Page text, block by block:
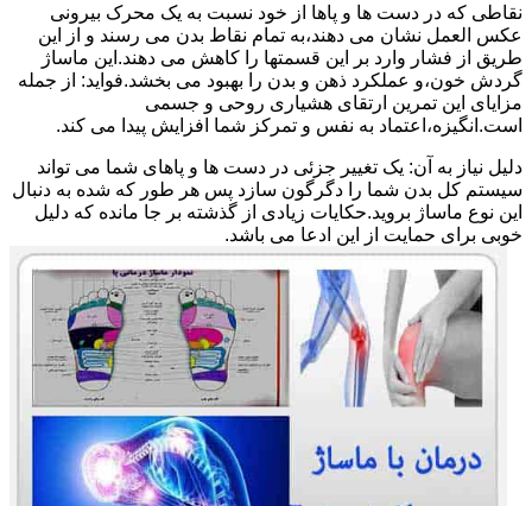
نقاطی که در دست ها و پاها از خود نسبت به یک محرک بیرونی
عکس العمل نشان می دهند،به تمام نقاط بدن می رسند و از این
طریق از فشار وارد بر این قسمتها را کاهش می دهند.این ماساژ
گردش خون،و عملکرد ذهن و بدن را بهبود می بخشد.فواید: از جمله
مزایای این تمرین ارتقای هشیاری روحی و جسمی
است.انگیزه،اعتماد به نفس و تمرکز شما افزایش پیدا می کند.
دلیل نیاز به آن: یک تغییر جزئی در دست ها و پاهای شما می تواند
سیستم کل بدن شما را دگرگون سازد پس هر طور که شده به دنبال
این نوع ماساژ بروید.حکایات زیادی از گذشته بر جا مانده که دلیل
خوبی برای حمایت از این ادعا می باشد.